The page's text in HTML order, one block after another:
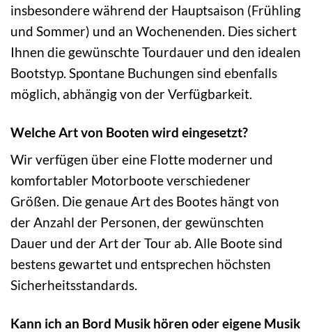
insbesondere während der Hauptsaison (Frühling
und Sommer) und an Wochenenden. Dies sichert
Ihnen die gewünschte Tourdauer und den idealen
Bootstyp. Spontane Buchungen sind ebenfalls
möglich, abhängig von der Verfügbarkeit.
Welche Art von Booten wird eingesetzt?
Wir verfügen über eine Flotte moderner und
komfortabler Motorboote verschiedener
Größen. Die genaue Art des Bootes hängt von
der Anzahl der Personen, der gewünschten
Dauer und der Art der Tour ab. Alle Boote sind
bestens gewartet und entsprechen höchsten
Sicherheitsstandards.
Kann ich an Bord Musik hören oder eigene Musik